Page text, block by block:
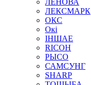
ЛЕКСМАРК
ОКС
Окі
ІНШАЕ
RICOH
РЫСО
САМСУНГ
SHARP